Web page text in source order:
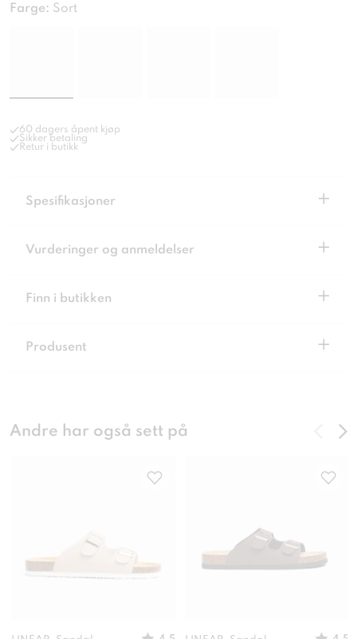
Farge: Sort
60 dagers åpent kjøp
Sikker betaling
Retur i butikk
Spesifikasjoner +
Vurderinger og anmeldelser +
Finn i butikken +
Produsent +
Andre har også sett på